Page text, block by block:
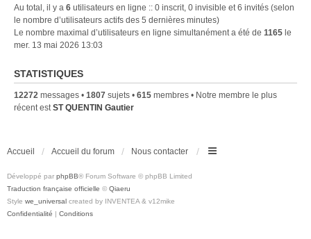
Au total, il y a 6 utilisateurs en ligne :: 0 inscrit, 0 invisible et 6 invités (selon
le nombre d’utilisateurs actifs des 5 dernières minutes)
Le nombre maximal d’utilisateurs en ligne simultanément a été de 1165 le
mer. 13 mai 2026 13:03
STATISTIQUES
12272 messages • 1807 sujets • 615 membres • Notre membre le plus
récent est ST QUENTIN Gautier
Accueil Accueil du forum Nous contacter
Développé par phpBB® Forum Software © phpBB Limited
Traduction française officielle © Qiaeru
Style we_universal created by INVENTEA & v12mike
Confidentialité | Conditions